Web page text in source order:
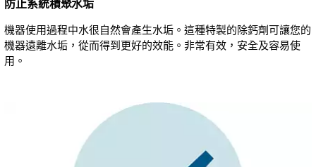
防止系統積聚水垢
機器使用過程中水很自然會產生水垢。這種特製的除鈣劑可讓您的
機器遠離水垢，從而得到更好的效能。非常有效，安全及容易使
用。